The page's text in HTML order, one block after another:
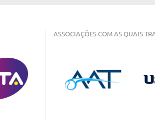
ASSOCIAÇÕES COM AS QUAIS